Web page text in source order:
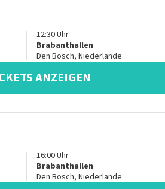
12:30Uhr
Brabanthallen
Den Bosch, Niederlande
ANZEIGEN
16:00Uhr
Brabanthallen
Den Bosch, Niederlande